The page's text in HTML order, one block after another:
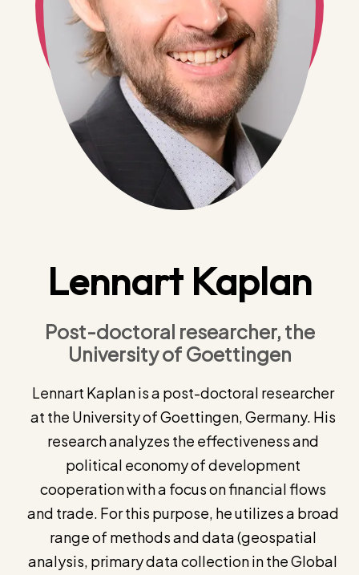
Lennart Kaplan
Post-doctoral researcher, the
University of Goettingen
Lennart Kaplan is a post-doctoral researcher
at the University of Goettingen, Germany. His
research analyzes the effectiveness and
political economy of development
cooperation with a focus on financial flows
and trade. For this purpose, he utilizes a broad
range of methods and data (geospatial
analysis, primary data collection in the Global